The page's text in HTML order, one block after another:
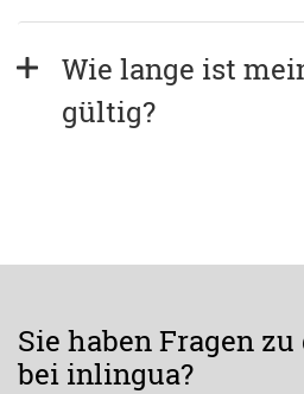
Wie lange ist
gültig?
Sie haben Fragen
bei inlingua?